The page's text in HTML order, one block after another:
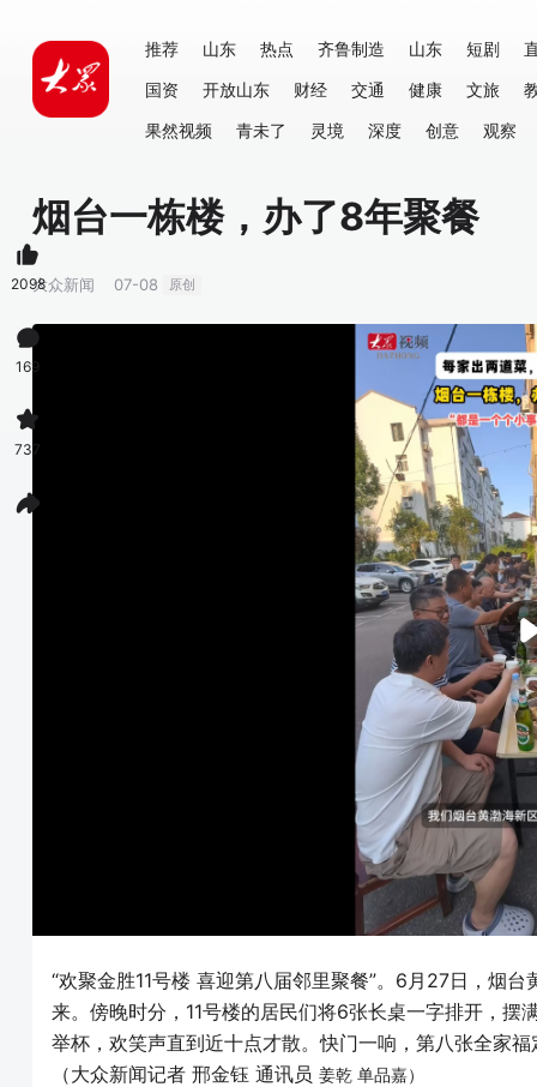
推荐 山东 热点 齐鲁制造 山东 短剧
国资
开放山东 财经 交通 健康 文旅
果然视频
青未了 灵境 深度 创意 观察
烟台一栋楼，办了8年聚餐
大众新闻 07-08 原创
“欢聚金胜11号楼 喜迎第八届邻里聚餐”。6月27日，烟
来。傍晚时分，11号楼的居民们将6张长桌一字排开，
举杯，欢笑声直到近十点才散。快门一响，第八张全家
（大众新闻记者 邢金钰 通讯员 姜乾 单品嘉）
2098
169
737